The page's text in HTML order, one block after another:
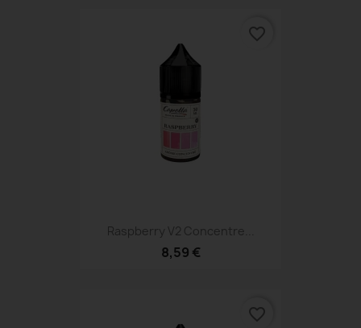
Raspberry V2 Concentre...
8,59 €
favorite_border
favorite_border